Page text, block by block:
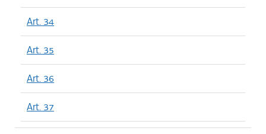
Art. 34
Art. 35
Art. 36
Art. 37